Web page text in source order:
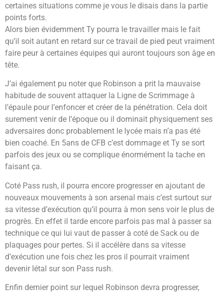
certaines situations comme je vous le disais dans la partie
points forts.
Alors bien évidemment Ty pourra le travailler mais le fait
qu’il soit autant en retard sur ce travail de pied peut vraiment
faire peur à certaines équipes qui auront toujours son âge en
tête.
J’ai également pu noter que Robinson a prit la mauvaise
habitude de souvent attaquer la Ligne de Scrimmage à
l’épaule pour l’enfoncer et créer de la pénétration. Cela doit
surement venir de l’époque ou il dominait physiquement ses
adversaires donc probablement le lycée mais n’a pas été
bien coaché. En 5ans de CFB c’est dommage et Ty se sort
parfois des jeux ou se complique énormément la tache en
faisant ça.
Coté Pass rush, il pourra encore progresser en ajoutant de
nouveaux mouvements à son arsenal mais c’est surtout sur
sa vitesse d’exécution qu’il pourra à mon sens voir le plus de
progrès. En effet il tarde encore parfois pas mal à passer sa
technique ce qui lui vaut de passer à coté de Sack ou de
plaquages pour pertes. Si il accélère dans sa vitesse
d’exécution une fois chez les pros il pourrait vraiment
devenir létal sur son Pass rush.
Enfin dernier point sur lequel Robinson devra progresser,